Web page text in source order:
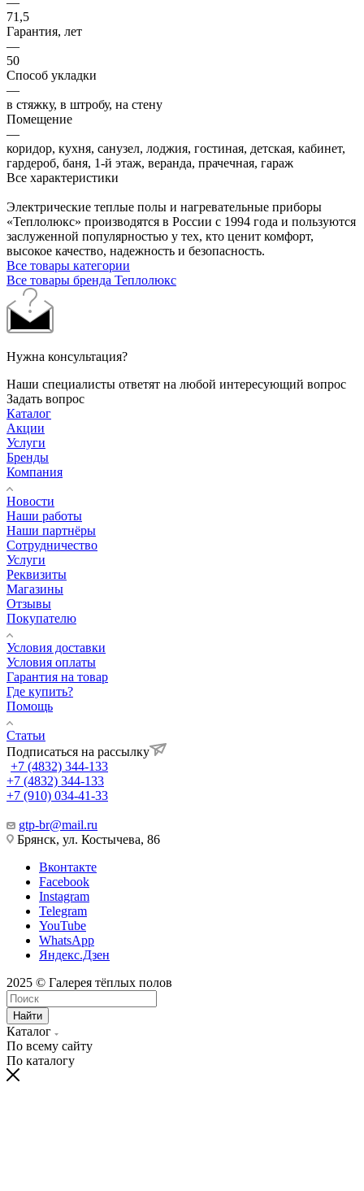
71,5
Гарантия, лет
—
50
Способ укладки
—
в стяжку, в штробу, на стену
Помещение
—
коридор, кухня, санузел, лоджия, гостиная, детская, кабинет,
гардероб, баня, 1-й этаж, веранда, прачечная, гараж
Все характеристики
Электрические теплые полы и нагревательные приборы
«Теплолюкс» производятся в России с 1994 года и пользуются
заслуженной популярностью у тех, кто ценит комфорт,
высокое качество, надежность и безопасность.
Все товары категории
Все товары бренда Теплолюкс
Нужна консультация?
Наши специалисты ответят на любой интересующий вопрос
Задать вопрос
Каталог
Акции
Услуги
Бренды
Компания
Новости
Наши работы
Наши партнёры
Сотрудничество
Услуги
Реквизиты
Магазины
Отзывы
Покупателю
Условия доставки
Условия оплаты
Гарантия на товар
Где купить?
Помощь
Статьи
Подписаться на рассылку
+7 (4832) 344-133
+7 (4832) 344-133
+7 (910) 034-41-33
gtp-br@mail.ru
Брянск, ул. Костычева, 86
Вконтакте
Facebook
Instagram
Telegram
YouTube
WhatsApp
Яндекс.Дзен
2025 © Галерея тёплых полов
Найти
Каталог
По всему сайту
По каталогу